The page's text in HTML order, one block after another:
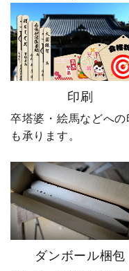
印刷
卒塔婆・絵馬などへの
も承ります。
ダンボール梱包